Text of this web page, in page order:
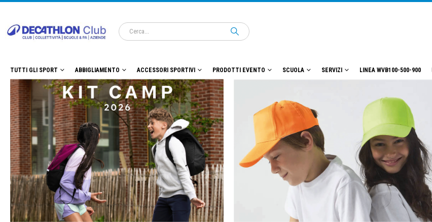
TUTTI GLI SPORT ABBIGLIAMENTO ACCESSORI SPORTIVI PRODOTTI EVENTO SCUOLA SERVIZI LINEA WVB100-500-900